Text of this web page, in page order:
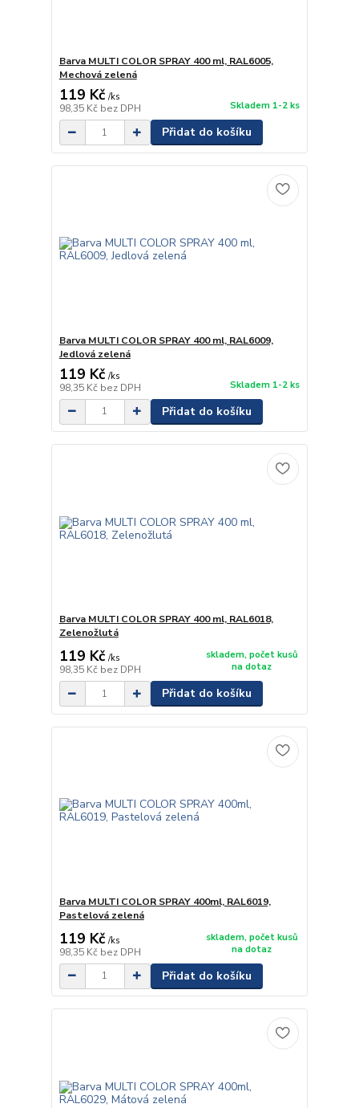
Barva MULTI COLOR SPRAY 400 ml, RAL6005,
Mechová zelená
119 Kč /ks
98,35 Kč bez DPH Skladem 1-2 ks
Přidat do košíku
Barva MULTI COLOR SPRAY 400 ml, RAL6009,
Jedlová zelená
119 Kč /ks
98,35 Kč bez DPH Skladem 1-2 ks
Přidat do košíku
Barva MULTI COLOR SPRAY 400 ml, RAL6018,
Zelenožlutá
119 Kč /ks
98,35 Kč bez DPH
skladem, počet kusů
na dotaz
Přidat do košíku
Barva MULTI COLOR SPRAY 400ml, RAL6019,
Pastelová zelená
119 Kč /ks
98,35 Kč bez DPH
skladem, počet kusů
na dotaz
Přidat do košíku